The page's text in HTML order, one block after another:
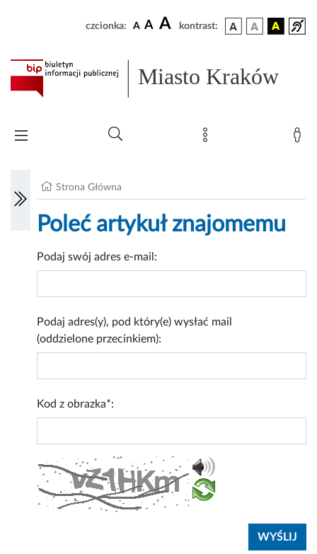
czcionka: A A A kontrast:
Miasto Kraków
Strona Główna
Poleć artykuł znajomemu
Podaj swój adres e-mail:
Podaj adres(y), pod który(e) wysłać mail
(oddzielone przecinkiem):
Kod z obrazka*: